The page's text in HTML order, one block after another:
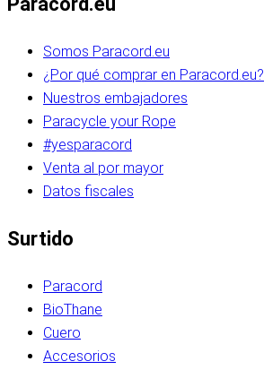
Somos Paracord.eu
¿Por qué comprar en Paracord.eu?
Nuestros embajadores
Paracycle your Rope
#yesparacord
Venta al por mayor
Datos fiscales
Surtido
Paracord
BioThane
Cuero
Accesorios